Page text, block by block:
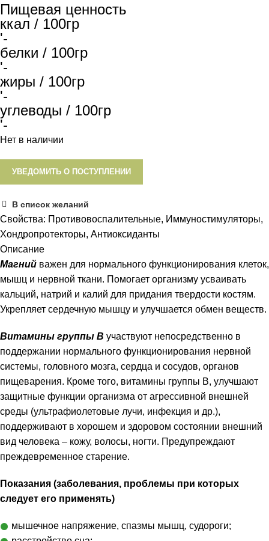
Пищевая ценность
ккал / 100гр
'-
белки / 100гр
'-
жиры / 100гр
'-
углеводы / 100гр
'-
Нет в наличии
УВЕДОМИТЬ О ПОСТУПЛЕНИИ
В список желаний
Свойства: Противовоспалительные, Иммуностимуляторы,
Хондропротекторы, Антиоксиданты
Описание
Магний важен для нормального функционирования клеток,
мышц и нервной ткани. Помогает организму усваивать
кальций, натрий и калий для придания твердости костям.
Укрепляет сердечную мышцу и улучшается обмен веществ.
Витамины группы B участвуют непосредственно в
поддержании нормального функционирования нервной
системы, головного мозга, сердца и сосудов, органов
пищеварения. Кроме того, витамины группы B, улучшают
защитные функции организма от агрессивной внешней
среды (ультрафиолетовые лучи, инфекция и др.),
поддерживают в хорошем и здоровом состоянии внешний
вид человека – кожу, волосы, ногти. Предупреждают
преждевременное старение.
Показания (заболевания, проблемы при которых
следует его применять)
мышечное напряжение, спазмы мышц, судороги;